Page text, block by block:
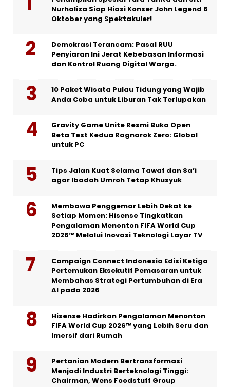
Nurhaliza Siap Hiasi Konser John Legend 6
Oktober yang Spektakuler!
Demokrasi Terancam: Pasal RUU
Penyiaran Ini Jerat Kebebasan Informasi
dan Kontrol Ruang Digital Warga.
10 Paket Wisata Pulau Tidung yang Wajib
Anda Coba untuk Liburan Tak Terlupakan
Gravity Game Unite Resmi Buka Open
Beta Test Kedua Ragnarok Zero: Global
untuk PC
Tips Jalan Kuat Selama Tawaf dan Sa’i
agar Ibadah Umroh Tetap Khusyuk
Membawa Penggemar Lebih Dekat ke
Setiap Momen: Hisense Tingkatkan
Pengalaman Menonton FIFA World Cup
2026™ Melalui Inovasi Teknologi Layar TV
Campaign Connect Indonesia Edisi Ketiga
Pertemukan Eksekutif Pemasaran untuk
Membahas Strategi Pertumbuhan di Era
AI pada 2026
Hisense Hadirkan Pengalaman Menonton
FIFA World Cup 2026™ yang Lebih Seru dan
Imersif dari Rumah
Pertanian Modern Bertransformasi
Menjadi Industri Berteknologi Tinggi:
Chairman, Wens Foodstuff Group